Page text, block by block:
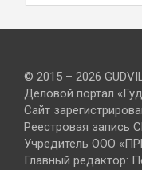
© 2015 – 2026
Деловой портал
Сайт
Реестровая
Учредитель ООО
Главный редактор: